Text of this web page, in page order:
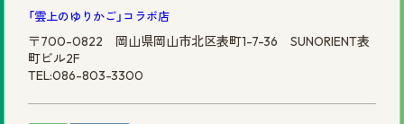
「雲上のゆりかご」コラボ店
〒700-0822 岡山県岡山市北区表町1-7-36 SUNORIENT表
町ビル2F
TEL:086-803-3300